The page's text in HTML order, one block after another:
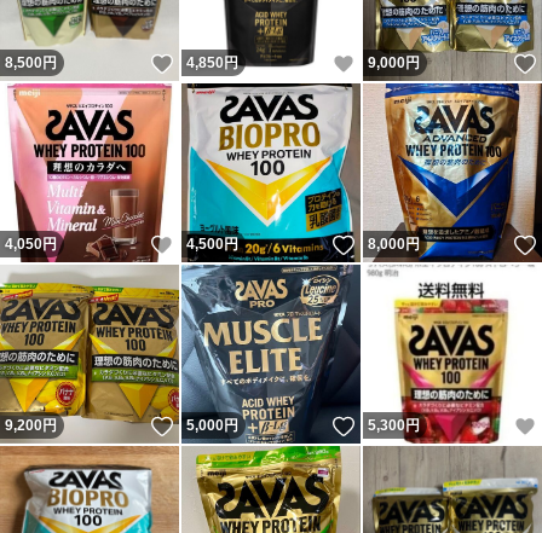
8,500円 いいね！
4,850 円 いいね！
9,000円
4,050円 いいね！
4,500円 いいね！
8,000円
9,200円 いいね！
5,000円 いいね！
5,300円